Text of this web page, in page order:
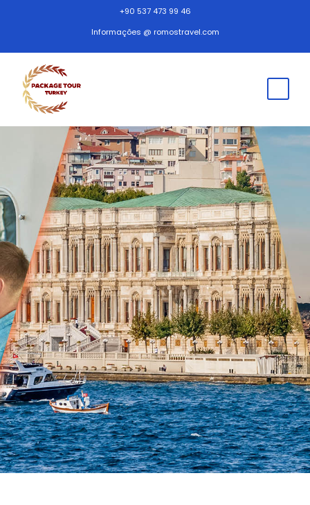
+90 537 473 99 46
Informações @ romostravel.com